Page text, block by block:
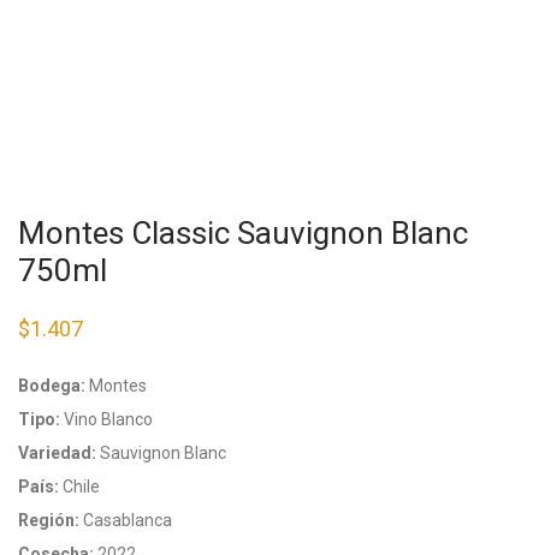
Montes Classic Sauvignon Blanc
750ml
$1.407
Bodega: Montes
Tipo: Vino Blanco
Variedad: Sauvignon Blanc
País: Chile
Región: Casablanca